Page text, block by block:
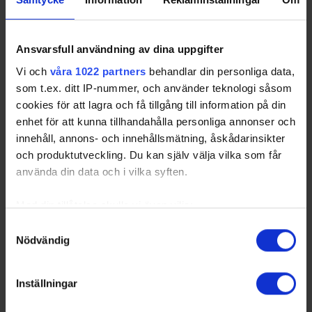
Ansvarsfull användning av dina uppgifter
Vi och våra 1022 partners behandlar din personliga data,
som t.ex. ditt IP-nummer, och använder teknologi såsom
cookies för att lagra och få tillgång till information på din
enhet för att kunna tillhandahålla personliga annonser och
innehåll, annons- och innehållsmätning, åskådarinsikter
och produktutveckling. Du kan själv välja vilka som får
använda din data och i vilka syften.
Med din tillåtelse skulle vi även vilja:
som kan ha en noggrannhet på upp till flera meter
Ta reda på mer om hur dina personliga uppgifter
Nödvändig
Inställningar